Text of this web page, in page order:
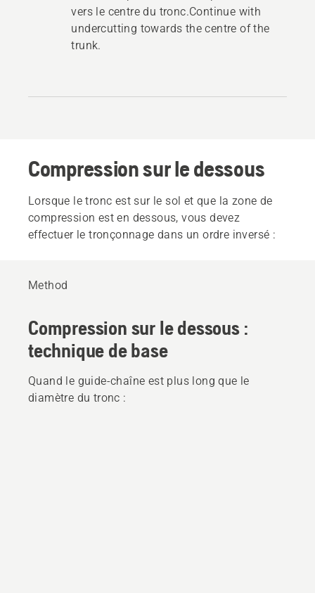
vers le centre du tronc.Continue with
undercutting towards the centre of the
trunk.
Compression sur le dessous
Lorsque le tronc est sur le sol et que la zone de
compression est en dessous, vous devez
effectuer le tronçonnage dans un ordre inversé :
Method
Compression sur le dessous :
technique de base
Quand le guide-chaîne est plus long que le
diamètre du tronc :